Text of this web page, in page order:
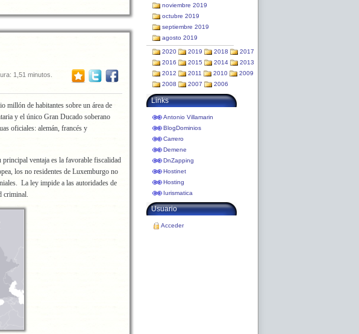
1,51 minutos.
millón de habitantes sobre un área de
y el único Gran Ducado soberano
oficiales: alemán, francés y
principal ventaja es la favorable fiscalidad
los no residentes de Luxemburgo no
La ley impide a las autoridades de
criminal.
noviembre 2019
octubre 2019
septiembre 2019
agosto 2019
2020 2019 2018
2017
2016
2015 2014
2013
2012
2011 2010
2009
2008
2007 2006
Links
Antonio Villamarin
BlogDominios
Carrero
Demene
DnZapping
Hostinet
Hosting
Iurismatica
Usuario
Acceder